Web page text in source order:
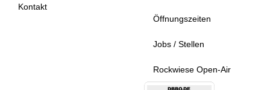
Kontakt
Öffnungszeiten
Jobs / Stellen
Rockwiese Open-Air